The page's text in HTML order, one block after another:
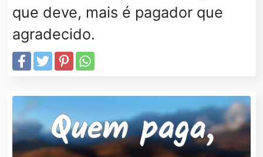
que deve, mais é pagador que
agradecido.